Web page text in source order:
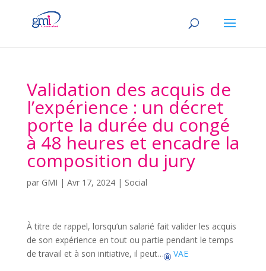
Validation des acquis de
l’expérience : un décret
porte la durée du congé
à 48 heures et encadre la
composition du jury
par GMI | Avr 17, 2024| Social
À titre de rappel, lorsqu’un salarié fait valider les acquis
de son expérience en tout ou partie pendant le temps
de travail et à son initiative, il peut…
VAE